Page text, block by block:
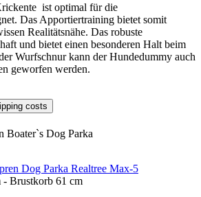
ist optimal für die
Das Apportiertraining bietet somit
Realitätsnähe. Das robuste
und bietet einen besonderen Halt beim
Wurfschnur kann der Hundedummy auch
geworfen werden.
costs
Dog Parka Realtree Max-5
- Brustkorb 61 cm